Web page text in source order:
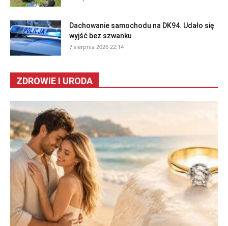
Dachowanie samochodu na DK94. Udało się
wyjść bez szwanku
7 sierpnia 2026 22:14
ZDROWIE I URODA